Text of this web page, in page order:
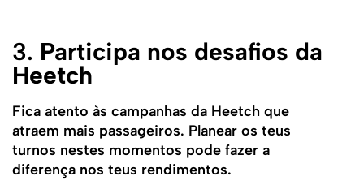
3. Participa nos desafios da
Heetch
Fica atento às campanhas da Heetch que
atraem mais passageiros. Planear os teus
turnos nestes momentos pode fazer a
diferença nos teus rendimentos.